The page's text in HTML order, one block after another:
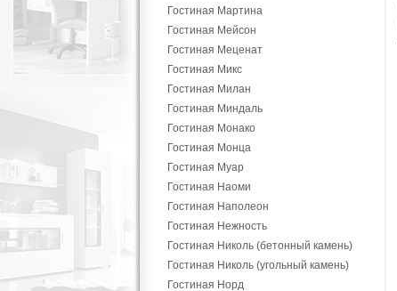
Гостиная Мартина
Гостиная Мейсон
Гостиная Меценат
Гостиная Микс
Гостиная Милан
Гостиная Миндаль
Гостиная Монако
Гостиная Монца
Гостиная Муар
Гостиная Наоми
Гостиная Наполеон
Гостиная Нежность
Гостиная Николь (бетонный камень)
Гостиная Николь (угольный камень)
Гостиная Норд